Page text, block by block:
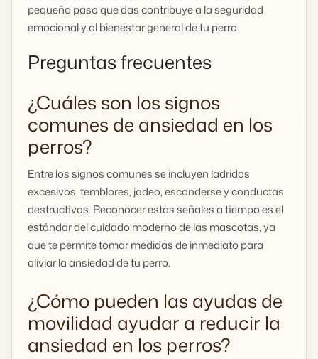
pequeño paso que das contribuye a la seguridad
emocional y al bienestar general de tu perro.
Preguntas frecuentes
¿Cuáles son los signos
comunes de ansiedad en los
perros?
Entre los signos comunes se incluyen ladridos
excesivos, temblores, jadeo, esconderse y conductas
destructivas. Reconocer estas señales a tiempo es el
estándar del cuidado moderno de las mascotas, ya
que te permite tomar medidas de inmediato para
aliviar la ansiedad de tu perro.
¿Cómo pueden las ayudas de
movilidad ayudar a reducir la
ansiedad en los perros?